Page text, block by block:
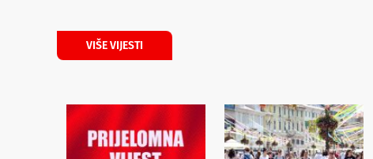
VIŠE VIJESTI